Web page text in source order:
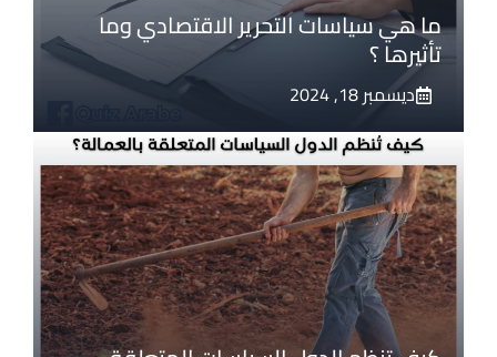
ما هي سياسات التحرير الاقتصادي وما
تأثيرها ؟
ديسمبر 18, 2024